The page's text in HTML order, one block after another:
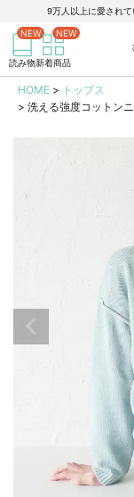
9万人以上に愛され
読み物新着商品
商品を
HOME
トップス
洗える強度コットン